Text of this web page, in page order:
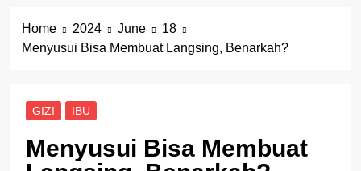
Home 2024 June
18
Menyusui Bisa Membuat Langsing, Benarkah?
GIZI IBU
Menyusui Bisa Membuat